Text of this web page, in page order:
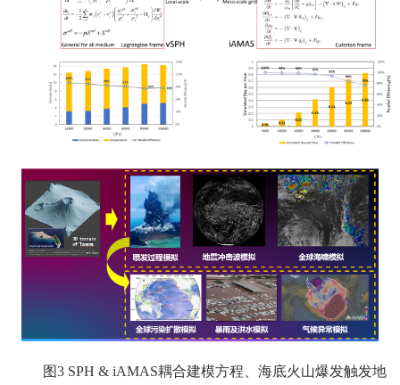
图3 SPH & iAMAS耦合建模方程、海底火山爆发触发地